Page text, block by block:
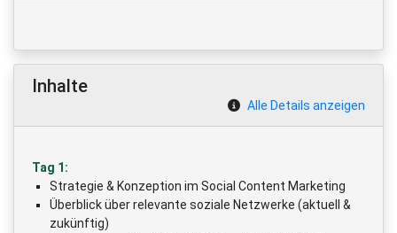
Inhalte
Alle Details anzeigen
Tag 1:
Strategie & Konzeption im Social Content Marketing
Überblick über relevante soziale Netzwerke (aktuell &
zukünftig)